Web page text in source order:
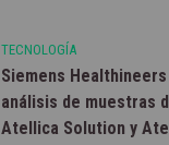
TECNOLOGÍA
Siemens
análisis de muestras
Atellica Solution y